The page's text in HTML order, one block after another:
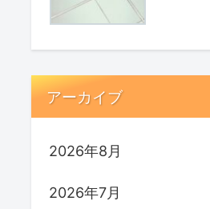
アーカイブ
2026年8月
2026年7月